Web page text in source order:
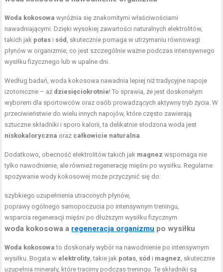
Woda kokosowa wyróżnia się znakomitymi właściwościami
nawadniającymi. Dzięki wysokiej zawartości naturalnych elektrolitów,
takich jak potas i sód , skutecznie pomaga w utrzymaniu równowagi
płynów w organizmie, co jest szczególnie ważne podczas intensywnego
wysiłku fizycznego lub w upalne dni.
Według badań, woda kokosowa nawadnia lepiej niż tradycyjne napoje
izotoniczne – aż dziesięciokrotnie! To sprawia, że jest doskonałym
wyborem dla sportowców oraz osób prowadzących aktywny tryb życia. W
przeciwieństwie do wielu innych napojów, które często zawierają
sztuczne składniki i sporo kalorii, ta delikatnie słodzona woda jest
niskokaloryczna oraz całkowicie naturalna.
Dodatkowo, obecność elektrolitów takich jak magnez wspomaga nie
tylko nawodnienie, ale również regenerację mięśni po wysiłku. Regularne
spożywanie wody kokosowej może przyczynić się do:
szybkiego uzupełnienia utraconych płynów,
poprawy ogólnego samopoczucia po intensywnym treningu,
wsparcia regeneracji mięśni po dłuższym wysiłku fizycznym.
woda kokosowa a regeneracja organizmu po wysiłku
Woda kokosowa to doskonały wybór na nawodnienie po intensywnym
wysiłku. Bogata w elektrolity, takie jak potas, sód i magnez, skutecznie
uzupełnia minerały, które tracimy podczas treningu. Te składniki są